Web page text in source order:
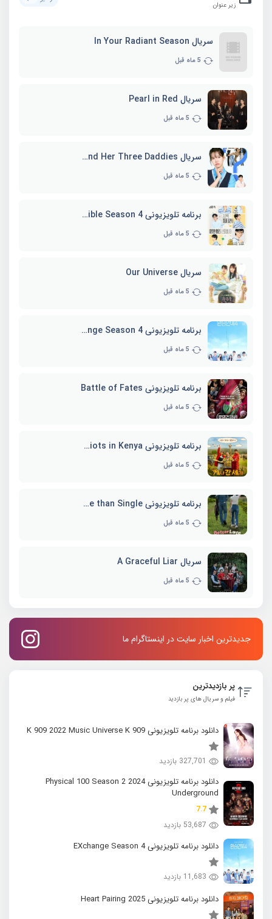
زیر عنوان
سریال In Your Radiant Season
5 ماه قبل
سریال Pearl in Red
5 ماه قبل
سریال Marie and Her Three Daddies
5 ماه قبل
برنامه تلویزیونی Whenever Possible Season 4
5 ماه قبل
سریال Our Universe
5 ماه قبل
برنامه تلویزیونی EXchange Season 4
5 ماه قبل
برنامه تلویزیونی Battle of Fates
5 ماه قبل
برنامه تلویزیونی Three Idiots in Kenya
5 ماه قبل
برنامه تلویزیونی Better Late than Single
5 ماه قبل
سریال A Graceful Liar
5 ماه قبل
جدیدترین اخبار سایت در اینستاگرام ما
پر بازدیدترین
فیلم و سریال های پر بازدید
دانلود برنامه تلویزیونی K 909 2022 Music Universe K 909
327,701 بازدید
دانلود برنامه تلویزیونی 2024 Physical 100 Season 2
Underground
7.7
53,687 بازدید
دانلود برنامه تلویزیونی EXchange Season 4
11,683 بازدید
دانلود برنامه تلویزیونی 2025 Heart Pairing